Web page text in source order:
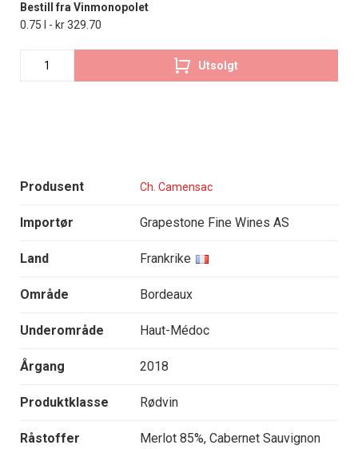
Produsent Ch. Camensac
Importør Grapestone Fine Wines AS
Land Frankrike
Område Bordeaux
Underområde Haut-Médoc
Årgang 2018
Produktklasse Rødvin
Råstoffer
Merlot 85%, Cabernet Sauvignon
Bestill fra Vinmonopolet
0.75 l - kr 329.70
Utsolgt